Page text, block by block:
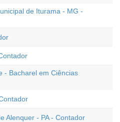
de Iturama - MG -
- Bacharel em Ciências
Alenquer - PA - Contador